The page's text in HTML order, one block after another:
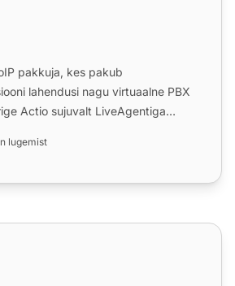
pakkuja, kes pakub
lahendusi nagu virtuaalne PBX
Actio sujuvalt LiveAgentiga
lugemist